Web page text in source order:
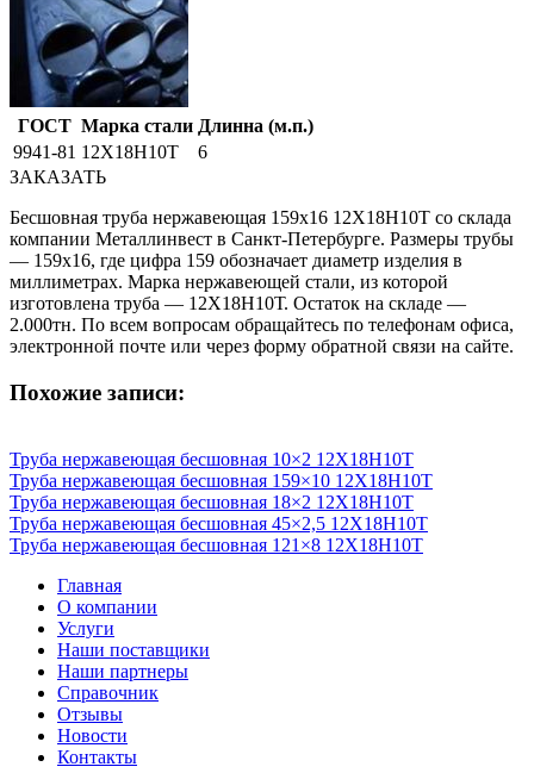
ГОСТ Марка стали Длинна (м.п.)
9941-81 12Х18Н10Т
6
ЗАКАЗАТЬ
Бесшовная труба нержавеющая 159х16 12Х18Н10Т со склада
компании Металлинвест в Санкт-Петербурге. Размеры трубы
— 159х16, где цифра 159 обозначает диаметр изделия в
миллиметрах. Марка нержавеющей стали, из которой
изготовлена труба — 12Х18Н10Т. Остаток на складе —
2.000тн. По всем вопросам обращайтесь по телефонам офиса,
электронной почте или через форму обратной связи на сайте.
Похожие записи:
Труба нержавеющая бесшовная 10×2 12X18Н10Т
Труба нержавеющая бесшовная 159×10 12X18Н10Т
Труба нержавеющая бесшовная 18×2 12X18Н10Т
Труба нержавеющая бесшовная 45×2,5 12X18Н10Т
Труба нержавеющая бесшовная 121×8 12X18Н10Т
Главная
О компании
Услуги
Наши поставщики
Наши партнеры
Справочник
Отзывы
Новости
Контакты